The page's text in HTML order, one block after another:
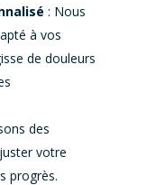
: Nous
à vos
de douleurs
des
votre
progrès.